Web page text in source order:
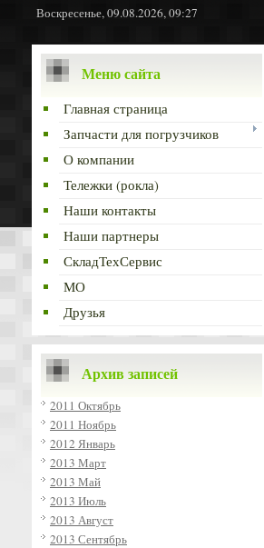
Воскресенье, 09.08.2026, 09:27
Меню сайта
Главная страница
Запчасти для погрузчиков
О компании
Тележки (рокла)
Наши контакты
Наши партнеры
СкладТехСервис
МО
Друзья
Архив записей
2011 Октябрь
2011 Ноябрь
2012 Январь
2013 Март
2013 Май
2013 Июль
2013 Август
2013 Сентябрь